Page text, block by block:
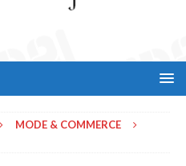
MODE & COMMERCE